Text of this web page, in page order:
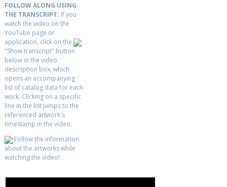
FOLLOW ALONG USING
THE TRANSCRIPT: If you
watch the video on the
YouTube page or
application, click on the
"Show transcript" button
below in the video
description box, which
opens an accompanying
list of catalog data for each
work. Clicking on a specific
line in the list jumps to the
referenced artwork's
timestamp in the video.
Follow the information
about the artworks while
watching the video!